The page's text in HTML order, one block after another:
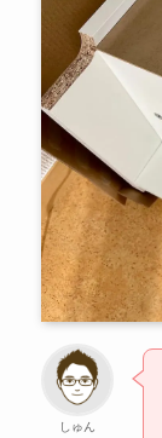
しゅん